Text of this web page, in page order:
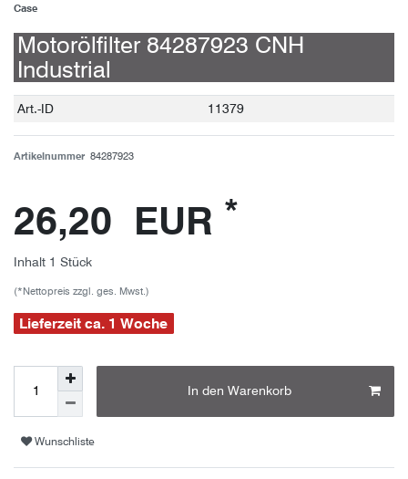
Case
Motorölfilter 84287923 CNH
Industrial
Technisches
Wert
Art.-ID 11379
Artikelnummer 84287923
26,20 EUR *
Inhalt 1 Stück
(*Nettopreis zzgl. ges. Mwst.)
Lieferzeit ca. 1 Woche
In den Warenkorb
Wunschliste